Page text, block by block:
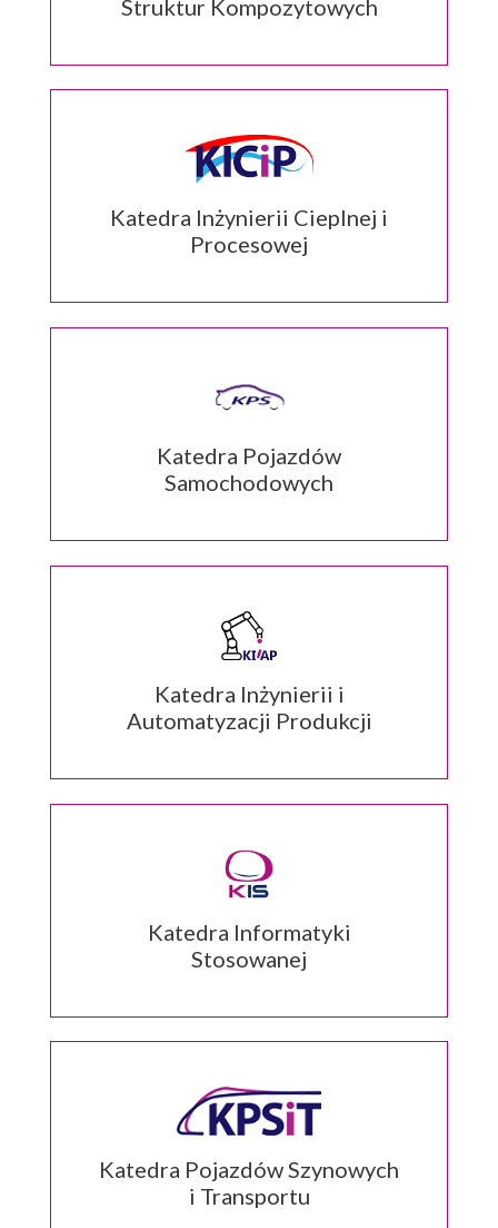
Struktur Kompozytowych
Katedra Inżynierii Cieplnej i
Procesowej
Katedra Pojazdów
Samochodowych
Katedra Inżynierii i
Automatyzacji Produkcji
Katedra Informatyki
Stosowanej
Katedra Pojazdów Szynowych
i Transportu